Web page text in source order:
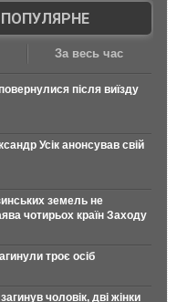
ПОПУЛЯРНЕ
За весь час
після виїзду
Усік анонсував свій
земель не
чотирьох країн Заходу
троє осіб
чоловік, дві жінки